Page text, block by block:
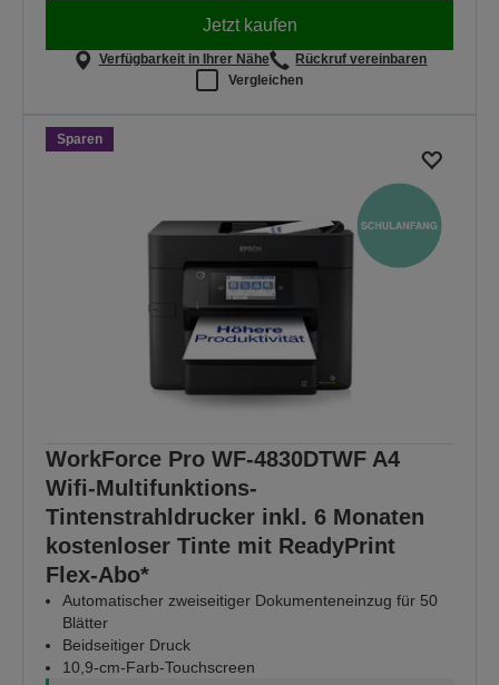
Jetzt kaufen
Verfügbarkeit in Ihrer Nähe
Rückruf vereinbaren
Vergleichen
Sparen
WorkForce Pro WF-4830DTWF A4
Wifi-Multifunktions-
Tintenstrahldrucker inkl. 6 Monaten
kostenloser Tinte mit ReadyPrint
Flex-Abo*
Automatischer zweiseitiger Dokumenteneinzug für 50
Blätter
Beidseitiger Druck
10,9-cm-Farb-Touchscreen